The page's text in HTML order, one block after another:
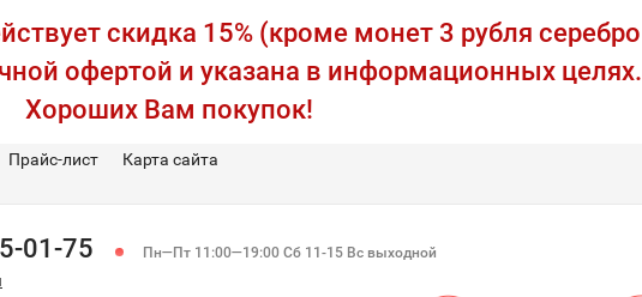
скидка 15% (кроме монет 3 рубля
офертой и указана в информационных целях.
Хороших Вам покупок!
Прайс-лист
Карта сайта
01-75 Пн—Пт 11:00—19:00 Сб 11-15 Вс выходной